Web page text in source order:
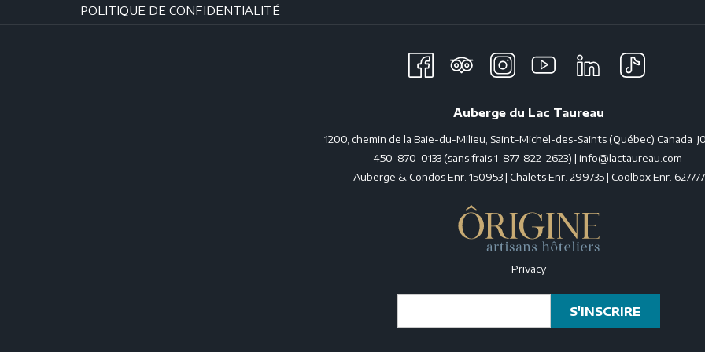
POLITIQUE DE CONFIDENTIALITÉ
Auberge du Lac Taureau
1200, chemin de la Baie-du-Milieu, Saint-Michel-des-Saints (Québec) Canada
450-870-0133 (sans frais 1-877-822-2623) | info@lactaureau.com
Auberge & Condos Enr. 150953 | Chalets Enr. 299735 | Coolbox Enr. 627777
Privacy
S'INSCRIRE